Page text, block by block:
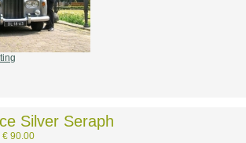
Silver Seraph
€ 90.00